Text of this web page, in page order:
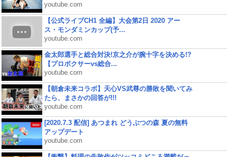
youtube.com
【公式ライブCH1 全編】大会第2日 2020 アー
ス・モンダミンカップ(予...
youtube.com
金太郎選手と総合対決!京之介が腕十字を決める!?
【プロボクサーvs総合...
youtube.com
【朝倉未来コラボ】天心VS武尊の勝敗を聞いてみ
たら、まさかの回答が!!!
youtube.com
[2020.7.3 配信] あつまれ どうぶつの森 夏の無料
アップデート
youtube.com